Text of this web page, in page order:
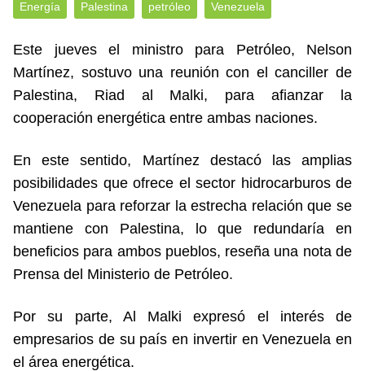
Energía Palestina petróleo Venezuela
Este jueves el ministro para Petróleo, Nelson
Martínez, sostuvo una reunión con el canciller de
Palestina, Riad al Malki, para afianzar la
cooperación energética entre ambas naciones.
En este sentido, Martínez destacó las amplias
posibilidades que ofrece el sector hidrocarburos de
Venezuela para reforzar la estrecha relación que se
mantiene con Palestina, lo que redundaría en
beneficios para ambos pueblos, reseña una nota de
Prensa del Ministerio de Petróleo.
Por su parte, Al Malki expresó el interés de
empresarios de su país en invertir en Venezuela en
el área energética.